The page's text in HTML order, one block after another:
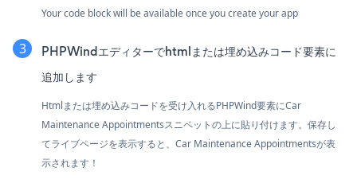
Your code block will be available once you create your app
PHPWindエディターでhtmlまたは埋め込みコード要素に
追加します
Htmlまたは埋め込みコードを受け入れるPHPWind要素にCar
Maintenance Appointmentsスニペットの上に貼り付けます。保存し
てライブページを表示すると、Car Maintenance Appointmentsが表
示されます！